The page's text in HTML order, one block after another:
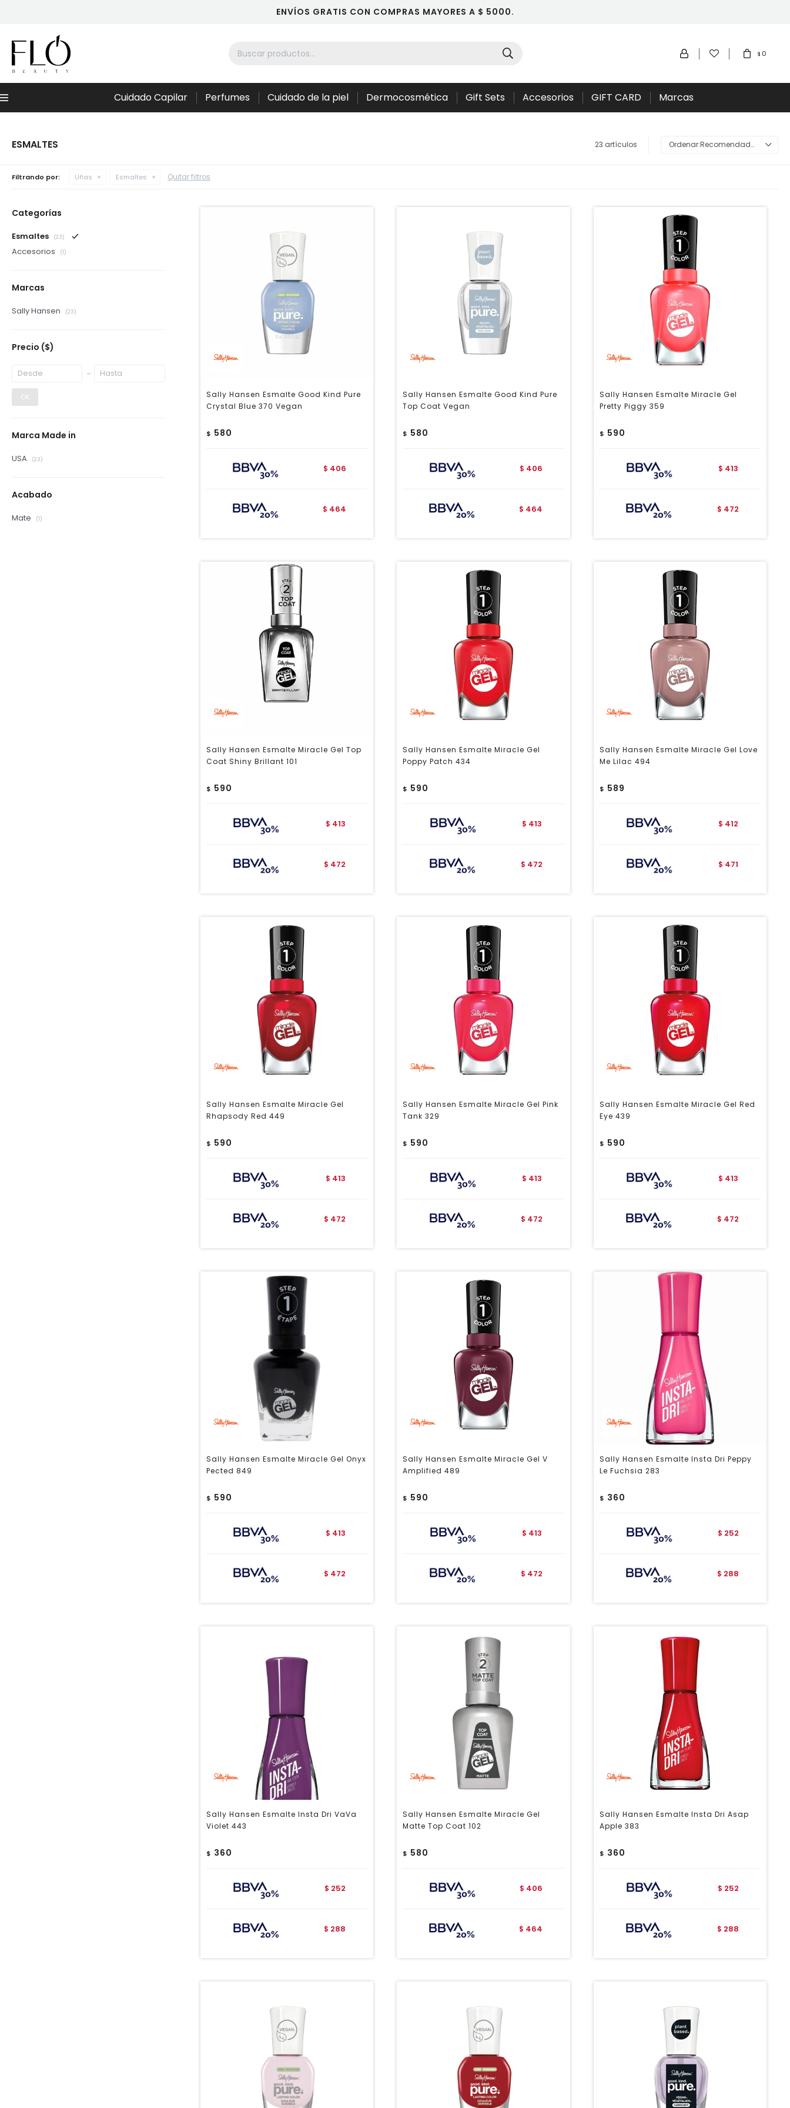
ENVÍOS GRATIS CON COMPRAS MAYORES A $ 5000.
Menú Cuidado Capilar Perfumes Cuidado de la piel Dermocosmética Gift Sets Accesorios GIFT CARD Marcas
$ 0
ESMALTES 23 artículos Recomendados
Filtrando por: Uñas Esmaltes Quitar filtros
Sally Hansen Esmalte Good Kind Pure
Crystal Blue 370 Vegan
$ 580
$ 406
$ 464
Sally Hansen Esmalte Good Kind Pure
Top Coat Vegan
$ 580
$ 406
$ 464
Sally Hansen Esmalte Miracle Gel
Pretty Piggy 359
$ 590
$ 413
$ 472
Sally Hansen Esmalte Miracle Gel Top
Coat Shiny Brillant 101
$ 590
$ 413
$ 472
Sally Hansen Esmalte Miracle Gel
Poppy Patch 434
$ 590
$ 413
$ 472
Sally Hansen Esmalte Miracle Gel Love
Me Lilac 494
$ 589
$ 412
$ 471
Sally Hansen Esmalte Miracle Gel
Rhapsody Red 449
$ 590
$ 413
$ 472
Sally Hansen Esmalte Miracle Gel Pink
Tank 329
$ 590
$ 413
$ 472
Sally Hansen Esmalte Miracle Gel Red
Eye 439
$ 590
$ 413
$ 472
Sally Hansen Esmalte Miracle Gel Onyx
Pected 849
$ 590
$ 413
$ 472
Sally Hansen Esmalte Miracle Gel V
Amplified 489
$ 590
$ 413
$ 472
Sally Hansen Esmalte Insta Dri Peppy
Le Fuchsia 283
$ 360
$ 252
$ 288
Sally Hansen Esmalte Insta Dri VaVa
Violet 443
$ 360
$ 252
$ 288
Sally Hansen Esmalte Miracle Gel
Matte Top Coat 102
$ 580
$ 406
$ 464
Sally Hansen Esmalte Insta Dri Asap
Apple 383
$ 360
$ 252
$ 288
Categorías
Esmaltes (23)
Accesorios (1)
Marcas
Sally Hansen (23)
Precio ($)
OK
Marca Made in
USA (23)
Acabado
Mate (1)